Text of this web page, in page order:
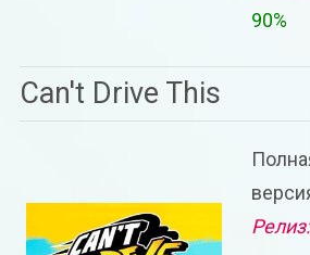
90%
Can't Drive This
Релиз: